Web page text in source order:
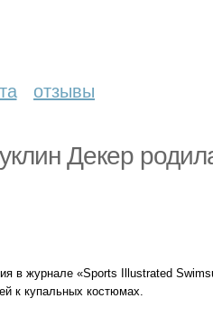
отзывы
Декер
в журнале «Sports Illustrated
к купальных костюмах.